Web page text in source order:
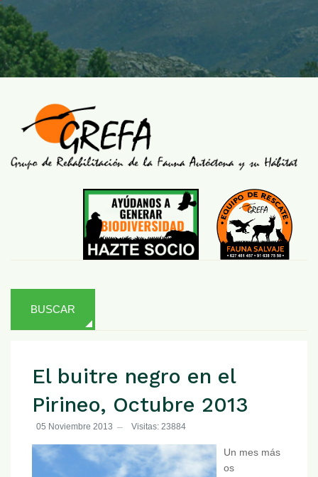
BUSCAR
El buitre negro en el
Pirineo, Octubre 2013
05 Noviembre 2013 Visitas: 23884
Un mes más
os